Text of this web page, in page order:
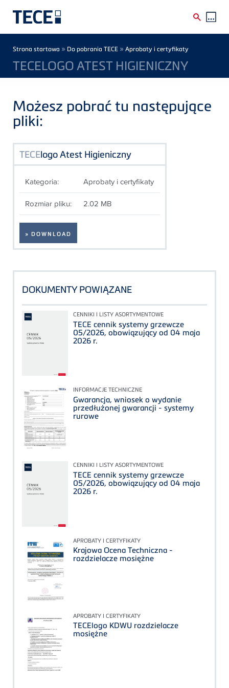
Breadcrumb
Strona startowa » Do pobrania TECE » Aprobaty i certyfikaty
TECELOGO ATEST HIGIENICZNY
Możesz pobrać tu następujące
pliki:
TECElogo Atest Higieniczny
Kategoria: Aprobaty i certyfikaty
Rozmiar pliku: 2.02 MB
» DOWNLOAD
DOKUMENTY POWIĄZANE
CENNIKI I LISTY ASORTYMENTOWE
TECE cennik systemy grzewcze
05/2026, obowiązujący od 04 maja
2026 r.
INFORMACJE TECHNICZNE
Gwarancja, wniosek o wydanie
przedłużonej gwarancji - systemy
rurowe
CENNIKI I LISTY ASORTYMENTOWE
TECE cennik systemy grzewcze
05/2026, obowiązujący od 04 maja
2026 r.
APROBATY I CERTYFIKATY
Krajowa Ocena Techniczna -
rozdzielacze mosiężne
APROBATY I CERTYFIKATY
TECElogo KDWU rozdzielacze
mosiężne